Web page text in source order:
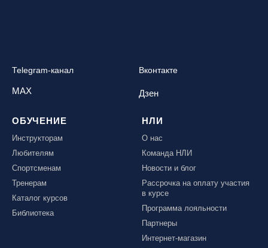
Telegram-канал Вконтакте
MAX Дзен
ОБУЧЕНИЕ
Инструкторам
Любителям
Спортсменам
Тренерам
Каталог курсов
Библиотека
НЛИ
О нас
Команда НЛИ
Новости и блог
Рассрочка на оплату участия
в курсе
Программа лояльности
Партнеры
Интернет-магазин